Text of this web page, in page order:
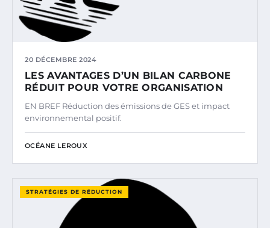
20 DÉCEMBRE 2024
LES AVANTAGES D’UN BILAN CARBONE
RÉDUIT POUR VOTRE ORGANISATION
EN BREF Réduction des émissions de GES et impact
environnemental positif.
OCÉANE LEROUX
STRATÉGIES DE RÉDUCTION